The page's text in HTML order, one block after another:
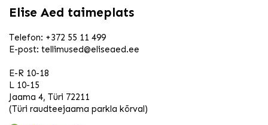
Elise Aed taimeplats
Telefon: +372 55 11 499
E-post: tellimused@eliseaed.ee
E-R 10-18
L 10-15
Jaama 4, Türi 72211
(Türi raudteejaama parkla kõrval)